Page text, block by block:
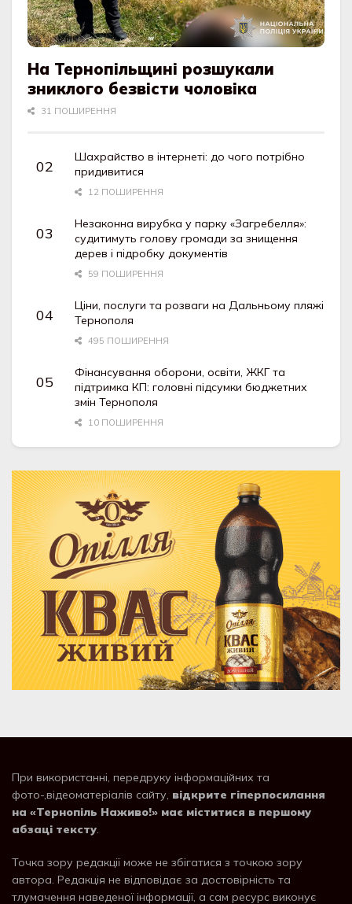
На Тернопільщині розшукали
зниклого безвісти чоловіка
31 ПОШИРЕННЯ
Шахрайство в інтернеті: до чого потрібно
придивитися
12 ПОШИРЕННЯ
Незаконна вирубка у парку «Загребелля»:
судитимуть голову громади за знищення
дерев і підробку документів
59 ПОШИРЕННЯ
Ціни, послуги та розваги на Дальньому пляжі
Тернополя
495 ПОШИРЕННЯ
Фінансування оборони, освіти, ЖКГ та
підтримка КП: головні підсумки бюджетних
змін Тернополя
10 ПОШИРЕННЯ
При використанні, передруку інформаційних та
фото-,відеоматеріалів сайту, відкрите гіперпосилання
на «Тернопіль Наживо!» має міститися в першому
абзаці тексту.
Точка зору редакції може не збігатися з точкою зору
автора. Редакція не відповідає за достовірність та
тлумачення наведеної інформації, а сам ресурс виконує